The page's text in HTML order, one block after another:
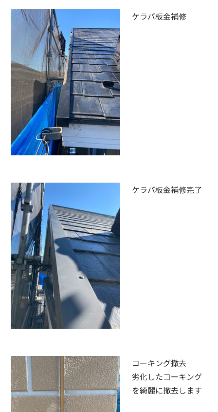
ケラバ板金補修
ケラバ板金補修完了
コーキング撤去
劣化したコーキング
を綺麗に撤去します